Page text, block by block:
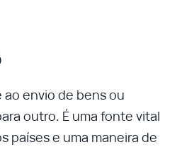
envio de bens ou
outro. É uma fonte vital
países e uma maneira de